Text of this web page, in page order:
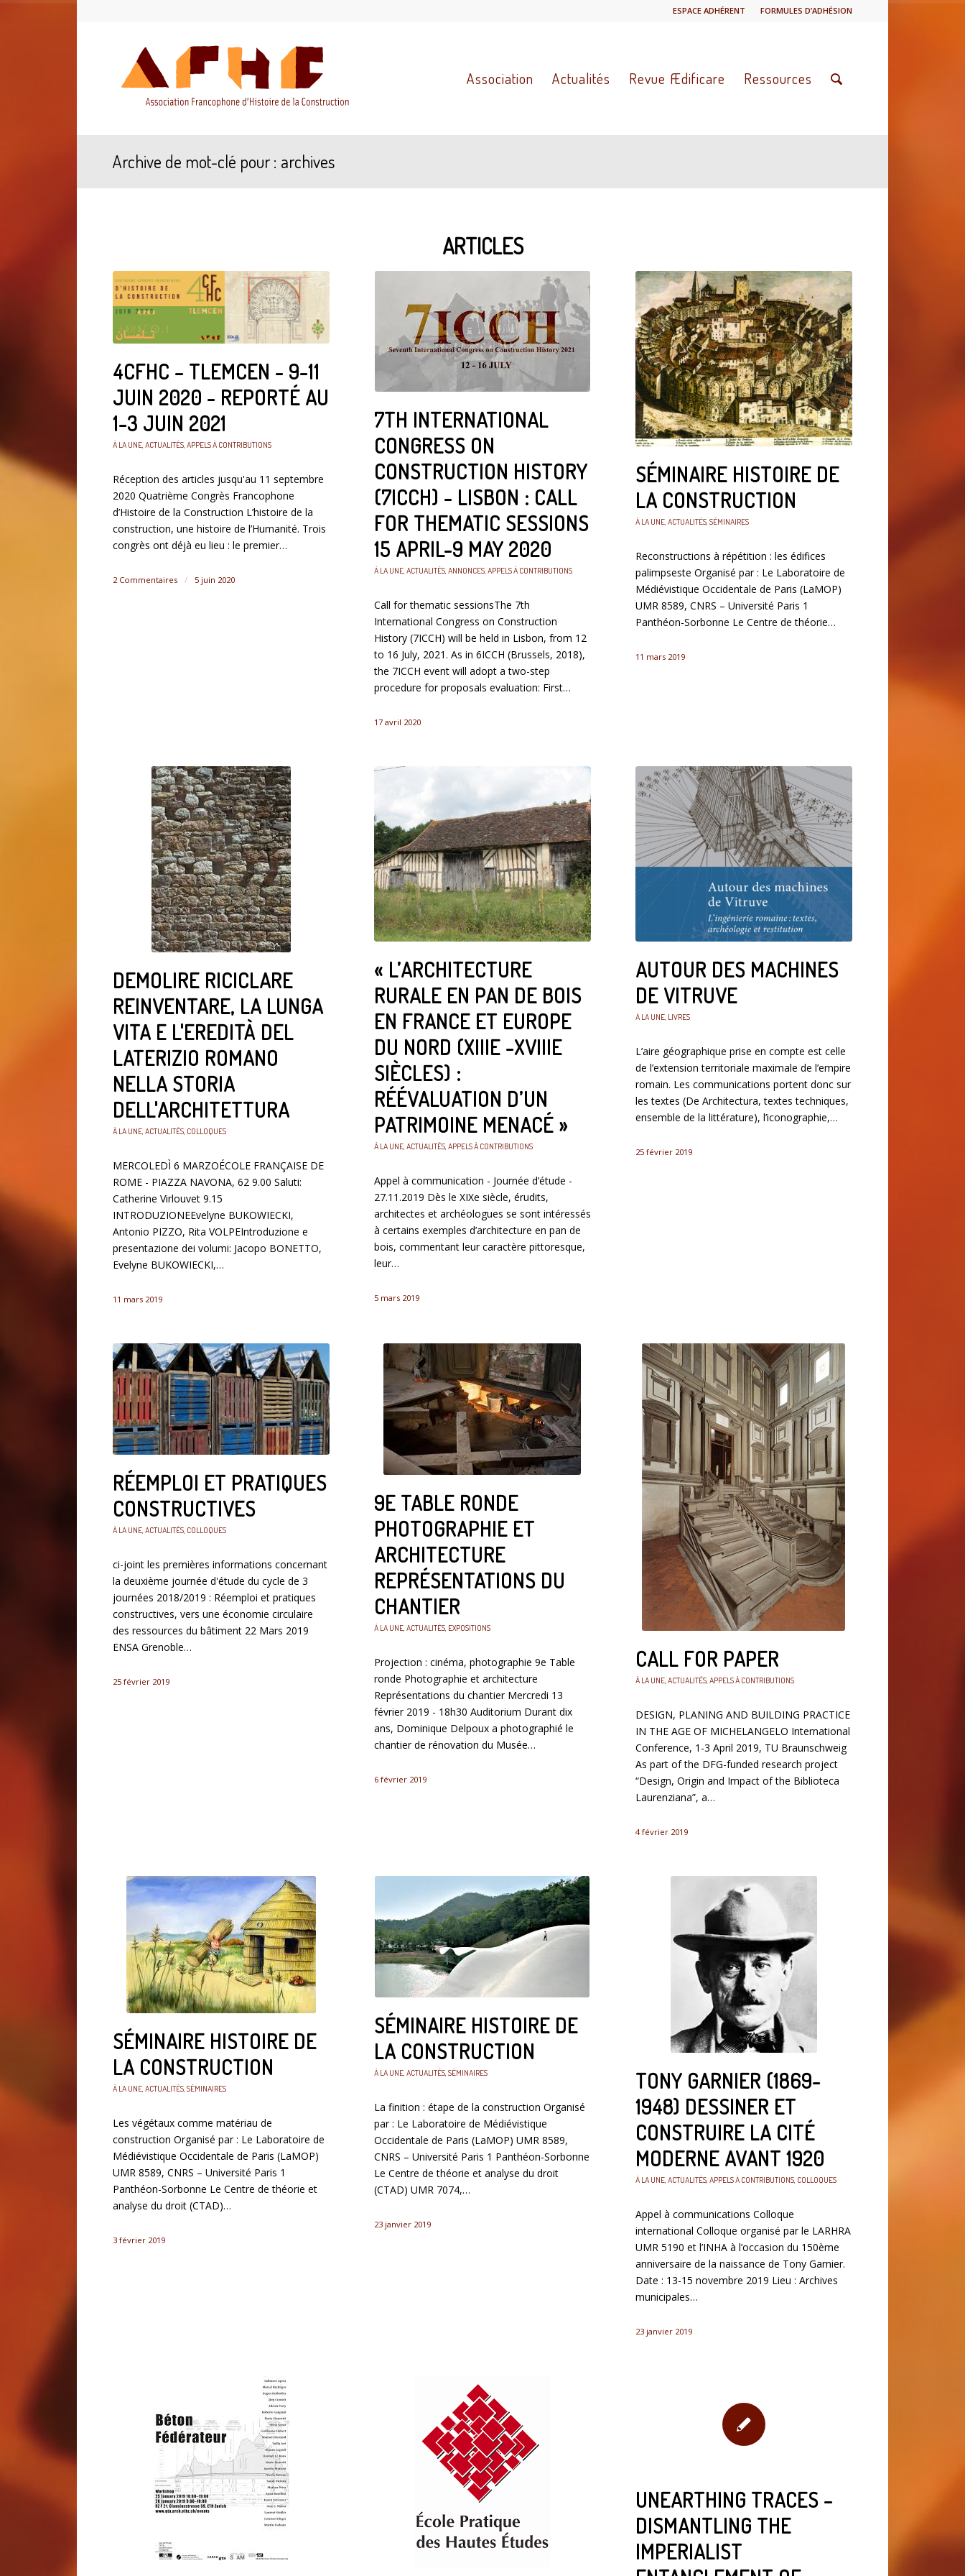
ESPACE ADHÉRENT FORMULES D’ADHÉSION
Association Actualités Revue Ædificare Ressources
Archive de mot-clé pour : archives
ARTICLES
4CFHC – TLEMCEN - 9-11
JUIN 2020 - REPORTÉ AU
1-3 JUIN 2021
À LA UNE ACTUALITÉS APPELS À CONTRIBUTIONS
Réception des articles jusqu'au 11 septembre
2020 Quatrième Congrès Francophone
d’Histoire de la Construction L’histoire de la
construction, une histoire de l’Humanité. Trois
congrès ont déjà eu lieu : le premier…
2 Commentaires / 5 juin 2020
7TH INTERNATIONAL
CONGRESS ON
CONSTRUCTION HISTORY
(7ICCH) - LISBON : CALL
FOR THEMATIC SESSIONS
15 APRIL-9 MAY 2020
À LA UNE, ACTUALITÉS, ANNONCES, APPELS À CONTRIBUTIONS
Call for thematic sessionsThe 7th
International Congress on Construction
History (7ICCH) will be held in Lisbon, from 12
to 16 July, 2021. As in 6ICCH (Brussels, 2018),
the 7ICCH event will adopt a two-step
procedure for proposals evaluation: First…
17 avril 2020
SÉMINAIRE HISTOIRE DE
LA CONSTRUCTION
À LA UNE, ACTUALITÉS, SÉMINAIRES
Reconstructions à répétition : les édifices
palimpseste Organisé par : Le Laboratoire de
Médiévistique Occidentale de Paris (LaMOP)
UMR 8589, CNRS – Université Paris 1
Panthéon-Sorbonne Le Centre de théorie…
11 mars 2019
DEMOLIRE RICICLARE
REINVENTARE, LA LUNGA
VITA E L'EREDITÀ DEL
LATERIZIO ROMANO
NELLA STORIA
DELL'ARCHITETTURA
À LA UNE, ACTUALITÉS, COLLOQUES
MERCOLEDÌ 6 MARZOÉCOLE FRANÇAISE DE
ROME - PIAZZA NAVONA, 62 9.00 Saluti:
Catherine Virlouvet 9.15
INTRODUZIONEEvelyne BUKOWIECKI,
Antonio PIZZO, Rita VOLPEIntroduzione e
presentazione dei volumi: Jacopo BONETTO,
Evelyne BUKOWIECKI,…
11 mars 2019
« L’ARCHITECTURE
RURALE EN PAN DE BOIS
EN FRANCE ET EUROPE
DU NORD (XIIIE -XVIIIE
SIÈCLES) :
RÉÉVALUATION D’UN
PATRIMOINE MENACÉ »
À LA UNE, ACTUALITÉS, APPELS À CONTRIBUTIONS
Appel à communication - Journée d’étude -
27.11.2019 Dès le XIXe siècle, érudits,
architectes et archéologues se sont intéressés
à certains exemples d’architecture en pan de
bois, commentant leur caractère pittoresque,
leur…
5 mars 2019
AUTOUR DES MACHINES
DE VITRUVE
À LA UNE, LIVRES
L’aire géographique prise en compte est celle
de l’extension territoriale maximale de l’empire
romain. Les communications portent donc sur
les textes (De Architectura, textes techniques,
ensemble de la littérature), l’iconographie,…
25 février 2019
RÉEMPLOI ET PRATIQUES
CONSTRUCTIVES
À LA UNE, ACTUALITÉS, COLLOQUES
ci-joint les premières informations concernant
la deuxième journée d'étude du cycle de 3
journées 2018/2019 : Réemploi et pratiques
constructives, vers une économie circulaire
des ressources du bâtiment 22 Mars 2019
ENSA Grenoble…
25 février 2019
9E TABLE RONDE
PHOTOGRAPHIE ET
ARCHITECTURE
REPRÉSENTATIONS DU
CHANTIER
À LA UNE, ACTUALITÉS, EXPOSITIONS
Projection : cinéma, photographie 9e Table
ronde Photographie et architecture
Représentations du chantier Mercredi 13
février 2019 - 18h30 Auditorium Durant dix
ans, Dominique Delpoux a photographié le
chantier de rénovation du Musée…
6 février 2019
CALL FOR PAPER
À LA UNE, ACTUALITÉS, APPELS À CONTRIBUTIONS
DESIGN, PLANING AND BUILDING PRACTICE
IN THE AGE OF MICHELANGELO International
Conference, 1-3 April 2019, TU Braunschweig
As part of the DFG-funded research project
“Design, Origin and Impact of the Biblioteca
Laurenziana”, a…
4 février 2019
SÉMINAIRE HISTOIRE DE
LA CONSTRUCTION
À LA UNE, ACTUALITÉS, SÉMINAIRES
Les végétaux comme matériau de
construction Organisé par : Le Laboratoire de
Médiévistique Occidentale de Paris (LaMOP)
UMR 8589, CNRS – Université Paris 1
Panthéon-Sorbonne Le Centre de théorie et
analyse du droit (CTAD)…
3 février 2019
SÉMINAIRE HISTOIRE DE
LA CONSTRUCTION
À LA UNE, ACTUALITÉS, SÉMINAIRES
La finition : étape de la construction Organisé
par : Le Laboratoire de Médiévistique
Occidentale de Paris (LaMOP) UMR 8589,
CNRS – Université Paris 1 Panthéon-Sorbonne
Le Centre de théorie et analyse du droit
(CTAD) UMR 7074,…
23 janvier 2019
TONY GARNIER (1869-
1948) DESSINER ET
CONSTRUIRE LA CITÉ
MODERNE AVANT 1920
À LA UNE, ACTUALITÉS, APPELS À CONTRIBUTIONS, COLLOQUES
Appel à communications Colloque
international Colloque organisé par le LARHRA
UMR 5190 et l’INHA à l’occasion du 150ème
anniversaire de la naissance de Tony Garnier.
Date : 13-15 novembre 2019 Lieu : Archives
municipales…
23 janvier 2019
UNEARTHING TRACES –
DISMANTLING THE
IMPERIALIST